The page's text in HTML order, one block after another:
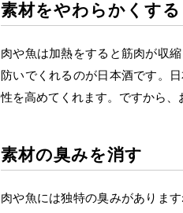
素材をやわらかくする
肉や魚は加熱をすると筋肉が収
防いでくれるのが日本酒です。
性を高めてくれます。ですから、
素材の臭みを消す
肉や魚には独特の臭みがありま